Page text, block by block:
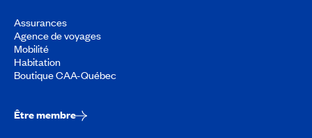
Assurances
Agence de voyages
Mobilité
Habitation
Boutique CAA-Québec
Être membre